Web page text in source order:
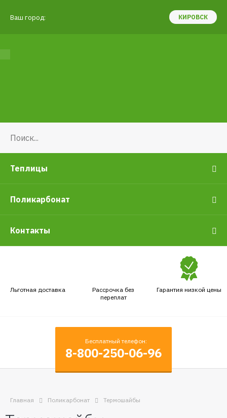
Ваш город: КИРОВСК
Теплицы
Поликарбонат
Контакты
Льготная доставка
Рассрочка без
переплат
Гарантия низкой цены
Бесплатный телефон:
8-800-250-06-96
Главная Поликарбонат Термошайбы